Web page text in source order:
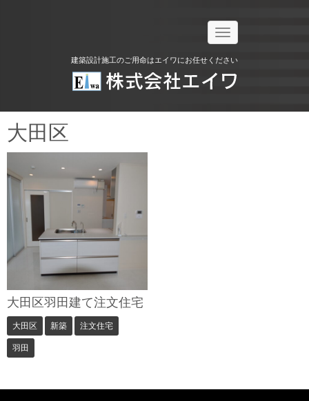
N
a
i
g
a
建築設計施工のご用命はエイワにお任せください
大田区
大田区羽田建て注文住宅
大田区 新築 注文住宅
羽田